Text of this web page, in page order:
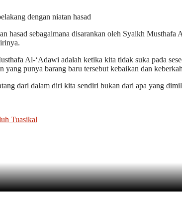
dengan niatan hasad
hasad sebagaimana disarankan oleh Syaikh
Al-‘Adawi adalah ketika kita tidak suka pada
yang punya barang baru tersebut kebaikan dan
dari dalam diri kita sendiri bukan dari apa yang
Tuasikal